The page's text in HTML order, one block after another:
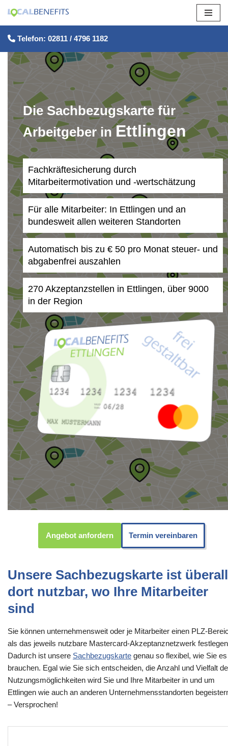
Zum
Inhalt
springen
Telefon: 02811 / 4796 1182
Die Sachbezugskarte für
Arbeitgeber inEttlingen
Fachkräftesicherung durch
Mitarbeitermotivation und -wertschätzung
Für alle Mitarbeiter: In Ettlingen und an
bundesweit allen weiteren Standorten
Automatisch bis zu € 50 pro Monat steuer- und
abgabenfrei auszahlen
270 Akzeptanzstellen in Ettlingen, über 9000
in der Region
Angebot anfordern Termin vereinbaren
Unsere Sachbezugskarte ist überall
dort nutzbar, wo Ihre Mitarbeiter
sind
Sie können unternehmensweit oder je Mitarbeiter einen PLZ-
als das jeweils nutzbare Mastercard-Akzeptanznetzwerk
Dadurch ist unsere Sachbezugskarte genau so flexibel, wie Sie es
brauchen. Egal wie Sie sich entscheiden, die Anzahl und Vielfalt
Nutzungsmöglichkeiten wird Sie und Ihre Mitarbeiter in und um
Ettlingen wie auch an anderen Unternehmensstandorten
– Versprochen!